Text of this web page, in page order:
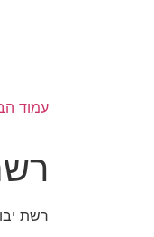
עמוד
רשת
רשת יבוש